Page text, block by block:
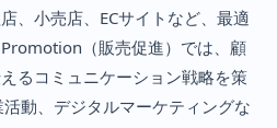
、小売店、ECサイトなど、最適
（販売促進）では、顧
るコミュニケーション戦略を策
動、デジタルマーケティングな